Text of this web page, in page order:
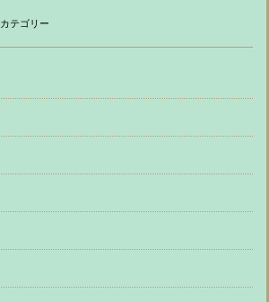
カテゴリー